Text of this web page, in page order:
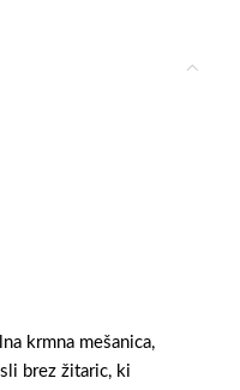
krmna mešanica,
brez žitaric, ki